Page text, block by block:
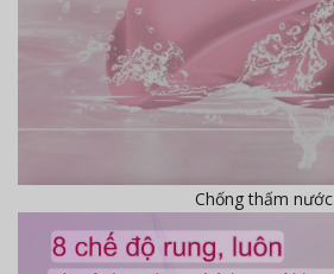
Chống thấm nước